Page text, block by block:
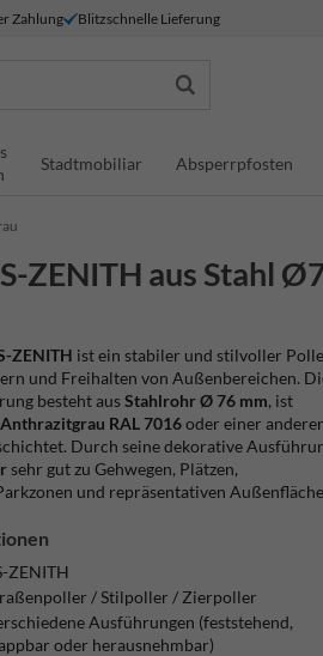
Zahlung Blitzschnelle Lieferung
Stadtmobiliar Absperrpfosten
ZENITH aus Stahl
ZENITH ist ein stabiler und stilvoller
und Freihalten von Außenbereichen.
besteht ausStahlrohr Ø 76 mm, ist
Anthrazitgrau RAL 7016oder einer
Durch seine dekorative
sehr gut zu Gehwegen, Plätzen,
und repräsentativen
ZENITH
/ Stilpoller / Zierpoller
Ausführungen (feststehend,
oder herausnehmbar)